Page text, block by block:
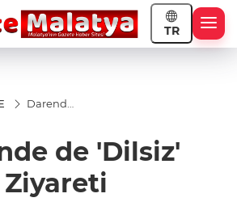
TR
Darende
Ziyaretide 'Dilsiz'
Ziyareti